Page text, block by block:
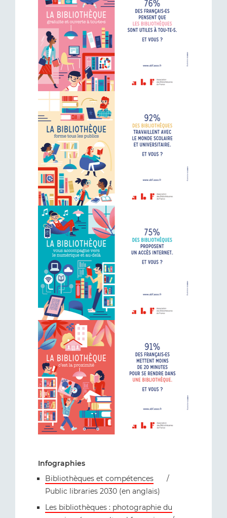
Infographies
Bibliothèques et compétences
/
Public libraries 2030 (en anglais)
Les bibliothèques : photographie du